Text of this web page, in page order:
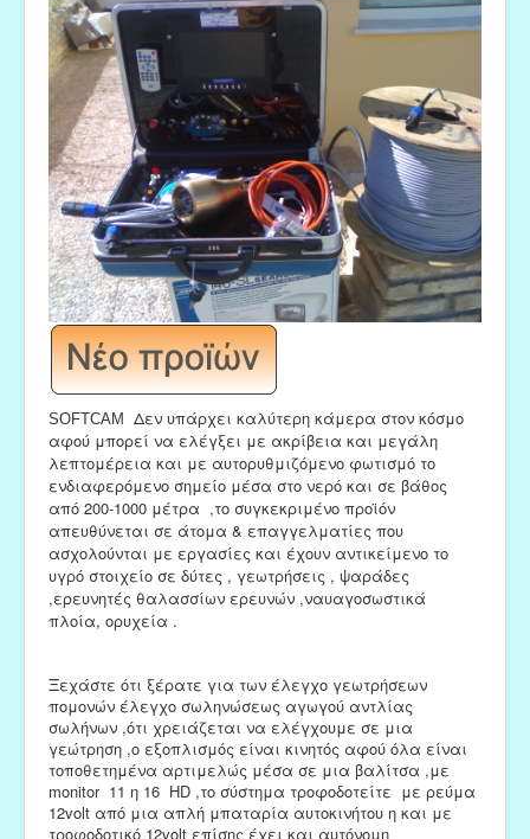
SOFTCAM Δεν υπάρχει καλύτερη κάμερα στον κόσμο
αφού μπορεί να ελέγξει με ακρίβεια και μεγάλη
λεπτομέρεια και με αυτορυθμιζόμενο φωτισμό το
ενδιαφερόμενο σημείο μέσα στο νερό και σε βάθος
από 200-1000 μέτρα ,το συγκεκριμένο προϊόν
απευθύνεται σε άτομα & επαγγελματίες που
ασχολούνται με εργασίες και έχουν αντικείμενο το
υγρό στοιχείο σε δύτες , γεωτρήσεις , ψαράδες
,ερευνητές θαλασσίων ερευνών ,ναυαγοσωστικά
πλοία, ορυχεία .
Ξεχάστε ότι ξέρατε για των έλεγχο γεωτρήσεων
πομονών έλεγχο σωληνώσεως αγωγού αντλίας
σωλήνων ,ότι χρειάζεται να ελέγχουμε σε μια
γεώτρηση ,ο εξοπλισμός είναι κινητός αφού όλα είναι
τοποθετημένα αρτιμελώς μέσα σε μια βαλίτσα ,με
monitor 11 η 16 HD ,το σύστημα τροφοδοτείτε με ρεύμα
12volt από μια απλή μπαταρία αυτοκινήτου η και με
τροφοδοτικό 12volt επίσης έχει και αυτόνομη